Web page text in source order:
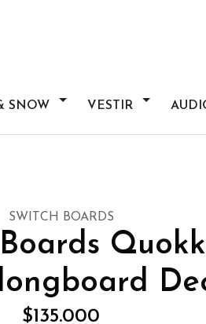
SNOW VESTIR
SWITCH BOARDS
$135.000